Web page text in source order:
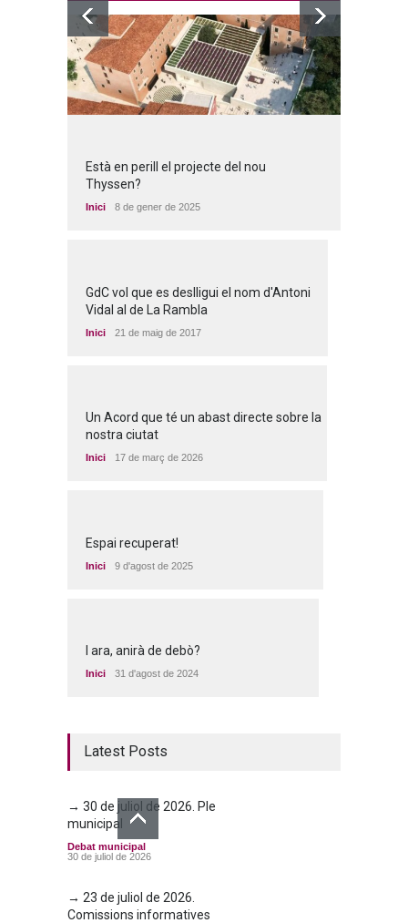
Està en perill el projecte del nou
Thyssen?
Inici 8 de gener de 2025
GdC vol que es deslligui el nom d'Antoni
Vidal al de La Rambla
Inici 21 de maig de 2017
Un Acord que té un abast directe sobre la
nostra ciutat
Inici 17 de març de 2026
Espai recuperat!
Inici 9 d'agost de 2025
I ara, anirà de debò?
Inici 31 d'agost de 2024
Latest Posts
→ 30 de juliol de 2026. Ple
municipal
Debat municipal
30 de juliol de 2026
→ 23 de juliol de 2026.
Comissions informatives